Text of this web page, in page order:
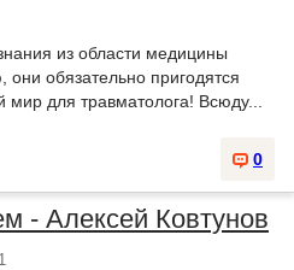
из области медицины
они обязательно пригодятся
для травматолога! Всюду...
0
- Алексей Ковтунов